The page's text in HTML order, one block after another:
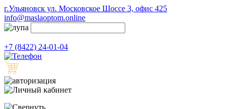
г.Ульяновск ул. Московское Шоссе 3, офис 425
info@maslaoptom.online
+7 (8422) 24-01-04